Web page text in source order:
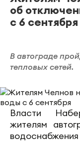
об
с 6 сентября
В автограде
тепловых сетей.
Власти
жителям